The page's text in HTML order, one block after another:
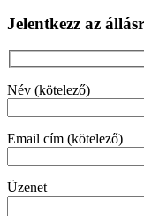
Jelentkezz az
Név (kötelező)
Email cím (kötelező)
Üzenet